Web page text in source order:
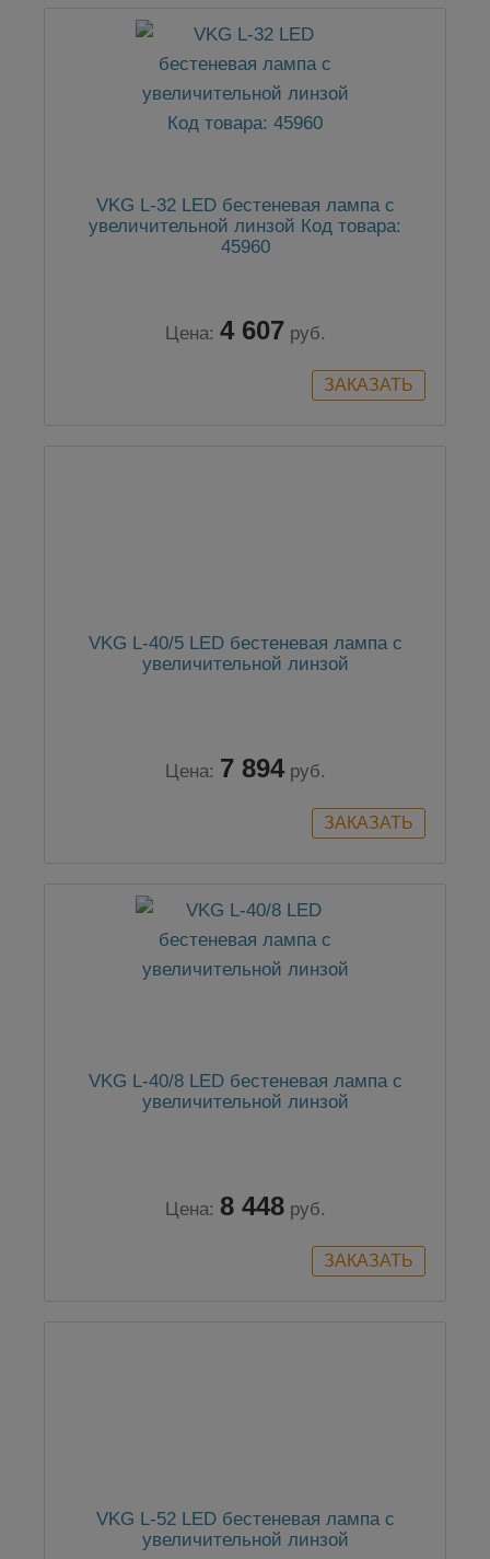
VKG L-32 LED бестеневая лампа с
увеличительной линзой Код товара:
45960
Цена: 4 607 руб.
VKG L-40/5 LED бестеневая лампа с
увеличительной линзой
Цена: 7 894 руб.
VKG L-40/8 LED бестеневая лампа с
увеличительной линзой
Цена: 8 448 руб.
VKG L-52 LED бестеневая лампа с
увеличительной линзой